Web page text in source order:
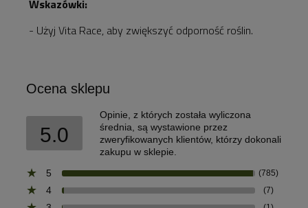
Wskazówki:
- Użyj Vita Race, aby zwiększyć odporność roślin.
Ocena sklepu
5.0
Opinie, z których została wyliczona
średnia, są wystawione przez
zweryfikowanych klientów, którzy dokonali
zakupu w sklepie.
5
(785)
4 (7)